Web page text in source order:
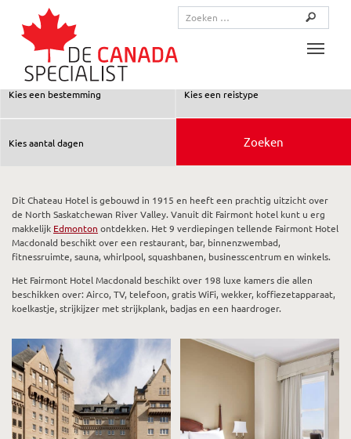
Dit Chateau Hotel is gebouwd in 1915 en heeft een prachtig uitzicht over
de North Saskatchewan River Valley. Vanuit dit Fairmont hotel kunt u erg
makkelijk Edmonton ontdekken. Het 9 verdiepingen tellende Fairmont Hotel
Macdonald beschikt over een restaurant, bar, binnenzwembad,
fitnessruimte, sauna, whirlpool, squashbanen, businesscentrum en winkels.
Het Fairmont Hotel Macdonald beschikt over 198 luxe kamers die allen
beschikken over: Airco, TV, telefoon, gratis WiFi, wekker, koffiezetapparaat,
koelkastje, strijkijzer met strijkplank, badjas en een haardroger.